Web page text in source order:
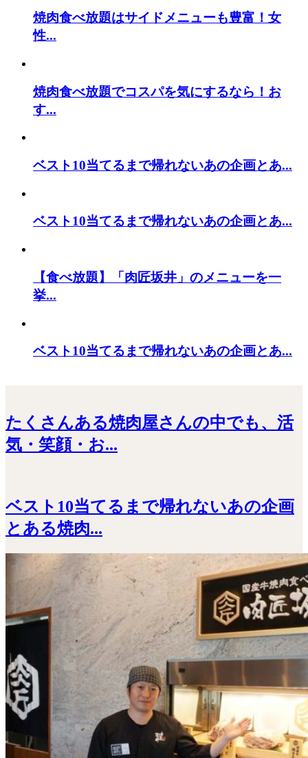
焼肉食べ放題はサイドメニューも豊富！女
性...
焼肉食べ放題でコスパを気にするなら！お
す...
ベスト10当てるまで帰れないあの企画とあ...
ベスト10当てるまで帰れないあの企画とあ...
【食べ放題】「肉匠坂井」のメニューを一
挙...
ベスト10当てるまで帰れないあの企画とあ...
たくさんある焼肉屋さんの中でも、活
気・笑顔・お...
ベスト10当てるまで帰れないあの企画
とある焼肉...